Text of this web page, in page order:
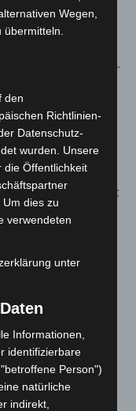
aus
entdeckt
eingedämmt
beim Roten
über
Wegen,
den
Richtlinien-
Datenschutz-
wurden. Unsere
die Öffentlichkeit
dies zu
verwendeten
unter
Informationen,
identifizierbare
Person")
natürliche
indirekt,